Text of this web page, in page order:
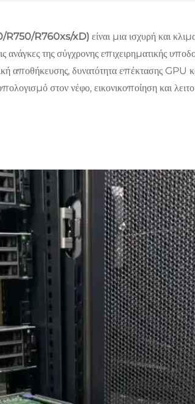
R750/R760xs/xD) είναι μια ισχυρή και
ανάγκες της σύγχρονης επιχειρηματικής
αποθήκευσης, δυνατότητα επέκτασης GPU
στον νέφο, εικονικοποίηση και